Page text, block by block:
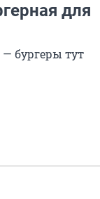
для
— бургеры тут